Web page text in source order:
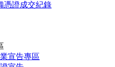
憑證成交紀錄
宣告專區